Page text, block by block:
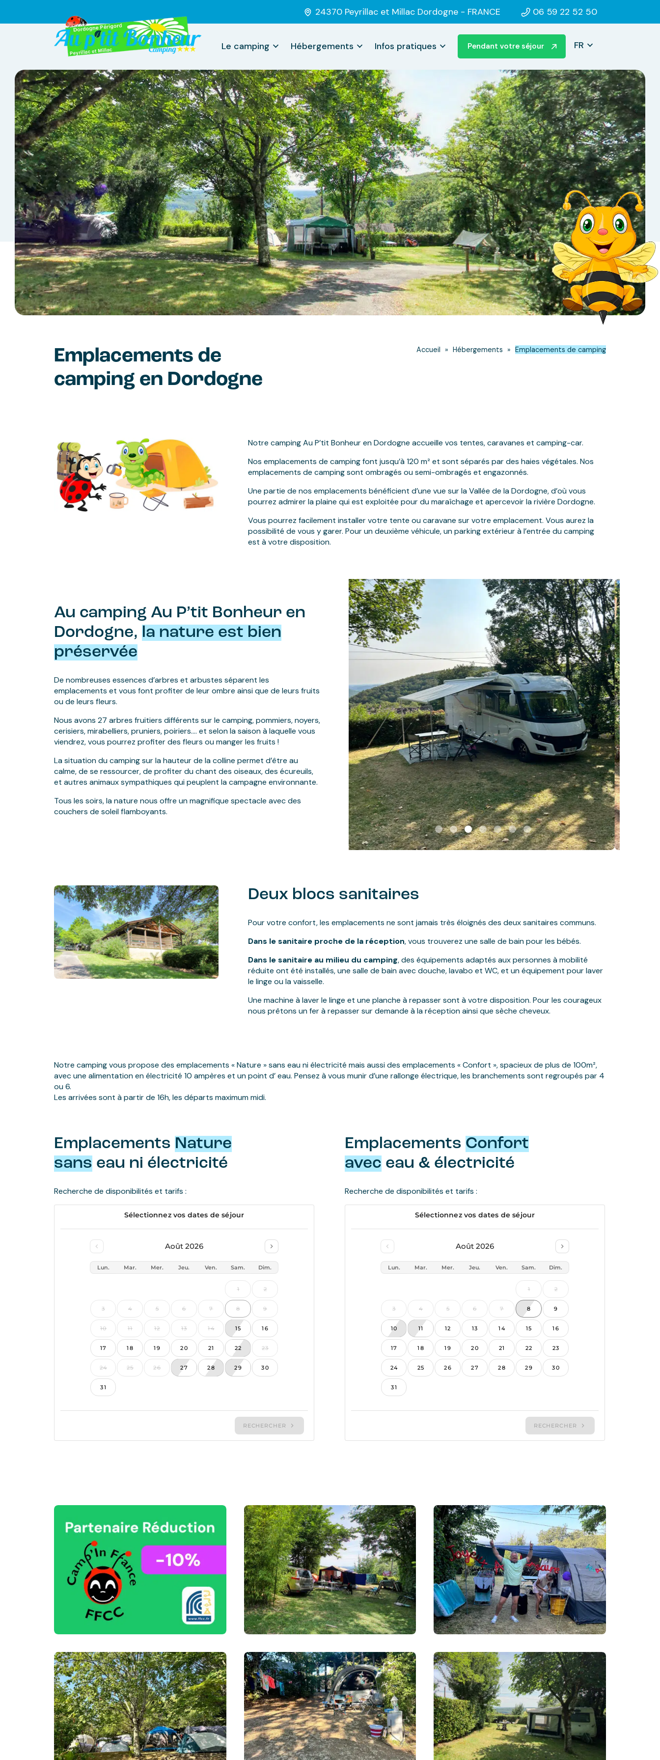
24370 Peyrillac et Millac Dordogne - FRANCE 06 59 22 52 50
Le camping Hébergements Infos pratiques Pendant votre séjour FR
Accueil » Hébergements » Emplacements de camping
Emplacements de
camping en Dordogne
Notre camping Au P’tit Bonheur en Dordogne accueille vos tentes, caravanes et camping-car.
Nos emplacements de camping font jusqu’à 120 m² et sont séparés par des haies végétales. Nos
emplacements de camping sont ombragés ou semi-ombragés et engazonnés.
Une partie de nos emplacements bénéficient d’une vue sur la Vallée de la Dordogne, d’où vous
pourrez admirer la plaine qui est exploitée pour du maraîchage et apercevoir la rivière Dordogne.
Vous pourrez facilement installer votre tente ou caravane sur votre emplacement. Vous aurez la
possibilité de vous y garer. Pour un deuxième véhicule, un parking extérieur à l’entrée du camping
est à votre disposition.
Au camping Au P’tit Bonheur en
Dordogne, la nature est bien
préservée
De nombreuses essences d’arbres et arbustes séparent les
emplacements et vous font profiter de leur ombre ainsi que de leurs fruits
ou de leurs fleurs.
Nous avons 27 arbres fruitiers différents sur le camping, pommiers, noyers,
cerisiers, mirabelliers, pruniers, poiriers…. et selon la saison à laquelle vous
viendrez, vous pourrez profiter des fleurs ou manger les fruits !
La situation du camping sur la hauteur de la colline permet d’être au
calme, de se ressourcer, de profiter du chant des oiseaux, des écureuils,
et autres animaux sympathiques qui peuplent la campagne environnante.
Tous les soirs, la nature nous offre un magnifique spectacle avec des
couchers de soleil flamboyants.
Deux blocs sanitaires
Pour votre confort, les emplacements ne sont jamais très éloignés des deux sanitaires communs.
Dans le sanitaire proche de la réception, vous trouverez une salle de bain pour les bébés.
Dans le sanitaire au milieu du camping, des équipements adaptés aux personnes à mobilité
réduite ont été installés, une salle de bain avec douche, lavabo et WC, et un équipement pour laver
le linge ou la vaisselle.
Une machine à laver le linge et une planche à repasser sont à votre disposition. Pour les courageux
nous prêtons un fer à repasser sur demande à la réception ainsi que sèche cheveux.
Notre camping vous propose des emplacements « Nature » sans eau ni électricité mais aussi des emplacements « Confort », spacieux de plus de 100m²,
avec une alimentation en électricité 10 ampères et un point d’ eau. Pensez à vous munir d’une rallonge électrique, les branchements sont regroupés par 4
ou 6.
Les arrivées sont à partir de 16h, les départs maximum midi.
Emplacements Nature
sans eau ni électricité
Recherche de disponibilités et tarifs :
Emplacements Confort
avec eau & électricité
Recherche de disponibilités et tarifs :